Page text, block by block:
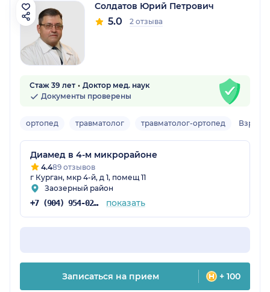
Солдатов Юрий Петрович
5.0 2 отзыва
Стаж 39 лет
Доктор мед. наук
Документы проверены
ортопед травматолог травматолог-ортопед
Диамед в 4-м микрорайоне
4.489 отзывов
г Курган, мкр 4-й, д 1, помещ 11
Заозерный район
+7 (904) 954-02-14 показать
Записаться на прием + 100